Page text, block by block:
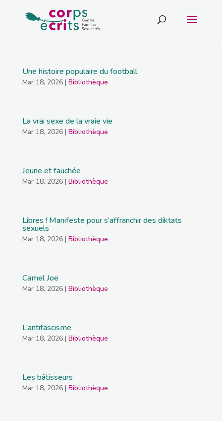
Une histoire populaire du football
Mar 18, 2026| Bibliothèque
La vrai sexe de la vraie vie
Mar 18, 2026| Bibliothèque
Jeune et fauchée
Mar 18, 2026| Bibliothèque
Libres ! Manifeste pour s’affranchir des diktats
sexuels
Mar 18, 2026| Bibliothèque
Camel Joe
Mar 18, 2026| Bibliothèque
L’antifascisme
Mar 18, 2026| Bibliothèque
Les bâtisseurs
Mar 18, 2026| Bibliothèque